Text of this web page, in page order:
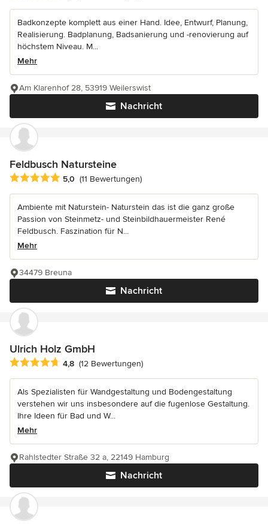
Badkonzepte komplett aus einer Hand. Idee, Entwurf, Planung,
Realisierung. Badplanung, Badsanierung und -renovierung auf
höchstem Niveau. M...
Mehr
Nachricht
Am Klarenhof 28, 53919 Weilerswist
Feldbusch Natursteine
Durchschnittliche Bewertung: 5 von 5 Sternen
5,0 (11 Bewertungen)
Ambiente mit Naturstein- Naturstein das ist die ganz große
Passion von Steinmetz- und Steinbildhauermeister René
Feldbusch. Faszination für N...
Mehr
Nachricht
34479 Breuna
Ulrich Holz GmbH
Durchschnittliche Bewertung: 4.8 von 5 Sternen
4,8 (12 Bewertungen)
Als Spezialisten für Wandgestaltung und Bodengestaltung
verstehen wir uns insbesondere auf die fugenlose Gestaltung.
Ihre Ideen für Bad und W...
Mehr
Nachricht
Rahlstedter Straße 32 a, 22149 Hamburg